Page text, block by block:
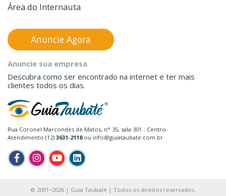
Área do Internauta
Rua Coronel Marcondes de Matos, n° 35, sala 301 - Centro
Atendimento (12) 3631-2118ou info@guiataubate.com.br
Anuncie sua empresa
Descubra como ser encontrado na internet e ter mais
clientes todos os dias.
Anuncie Agora
© 2001~2026 | Guia Taubaté | Todos os direitos reservados.